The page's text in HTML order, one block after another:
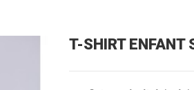
T-SHIRT ENFANT